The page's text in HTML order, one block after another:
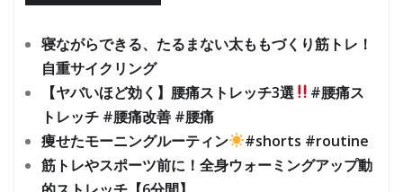
寝ながらできる、たるまない太ももづくり筋トレ！
自重サイクリング
【ヤバいほど効く】腰痛ストレッチ3選
#腰痛ス
トレッチ #腰痛改善 #腰痛
痩せたモーニングルーティン
#shorts #routine
筋トレやスポーツ前に！全身ウォーミングアップ動